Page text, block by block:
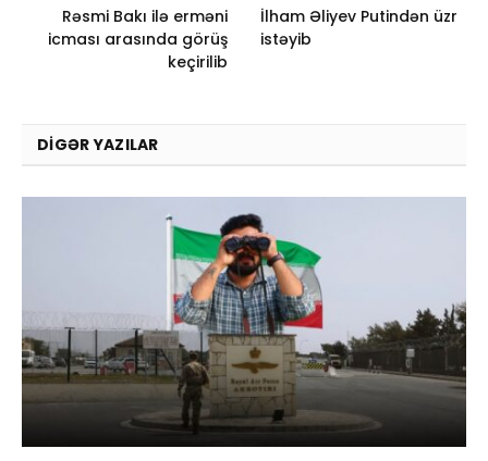
Rəsmi Bakı ilə erməni
icması arasında görüş
keçirilib
İlham Əliyev Putindən üzr
istəyib
DIGƏR YAZILAR